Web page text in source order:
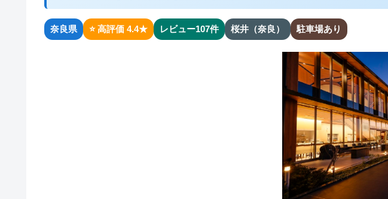
奈良県 ⭐ 高評価 4.4★ レビュー107件 桜井（奈良） 駐車場あり